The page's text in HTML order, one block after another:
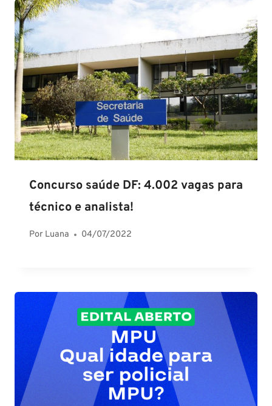
Concurso saúde DF: 4.002 vagas para
técnico e analista!
Por Luana 04/07/2022